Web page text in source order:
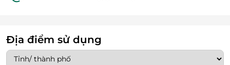
Địa điểm sử dụng